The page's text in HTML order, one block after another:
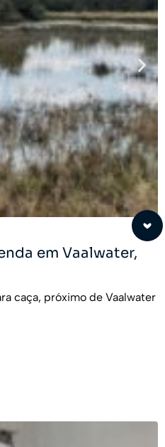
em Vaalwater,
caça, próximo de Vaalwater